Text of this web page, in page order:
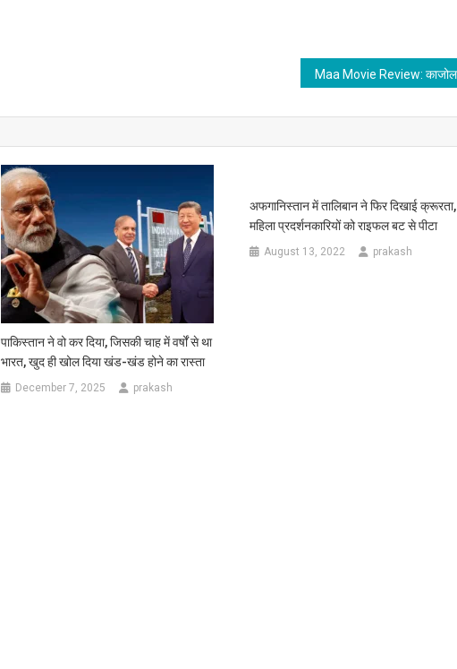
पाक‍िस्‍तान ने वो कर द‍िया, ज‍िसकी चाह में वर्षों से था
भारत, खुद ही खोल द‍िया खंड-खंड होने का रास्‍ता
December 7, 2025 prakash
अफगानिस्तान में तालिबान ने फिर दिखाई क्रूरता,
महिला प्रदर्शनकारियों को राइफल बट से पीटा
August 13, 2022 prakash